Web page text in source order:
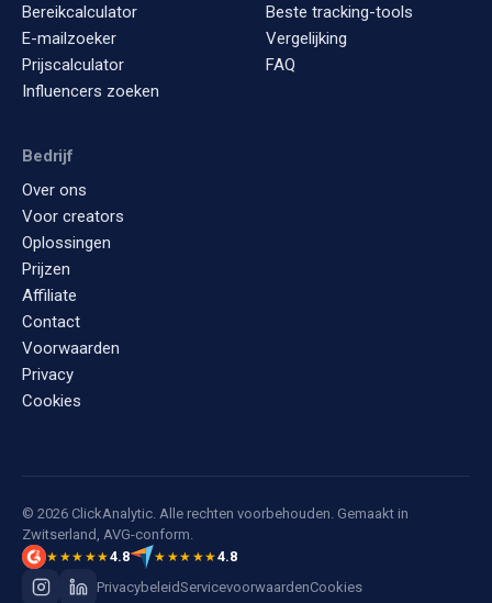
Bereikcalculator
E-mailzoeker
Prijscalculator
Influencers zoeken
Beste tracking-tools
Vergelijking
FAQ
Bedrijf
Over ons
Voor creators
Oplossingen
Prijzen
Affiliate
Contact
Voorwaarden
Privacy
Cookies
© 2026 ClickAnalytic. Alle rechten voorbehouden. Gemaakt in
Zwitserland, AVG-conform.
★★★★★4.8 ★★★★★4.8
PrivacybeleidServicevoorwaardenCookies